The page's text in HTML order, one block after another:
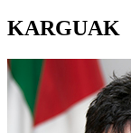
KARGUAK